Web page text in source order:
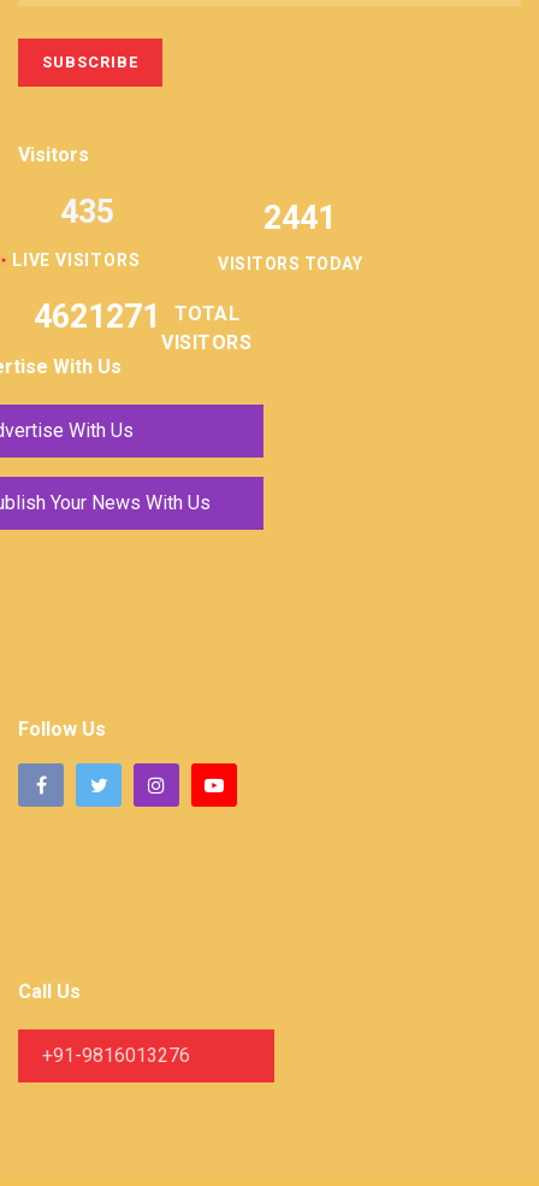
Visitors
LIVE VISITORS
435 2441
VISITORS TODAY
4621271
TOTAL
VISITORS
With Us
With Us
Your News With Us
Follow Us
Call Us
+91-9816013276